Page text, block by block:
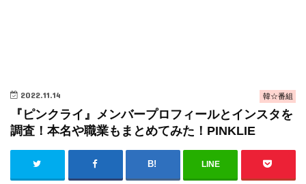
韓☆番組
2022.11.14
『ピンクライ』メンバープロフィールとインスタを
調査！本名や職業もまとめてみた！PINKLIE
LINE